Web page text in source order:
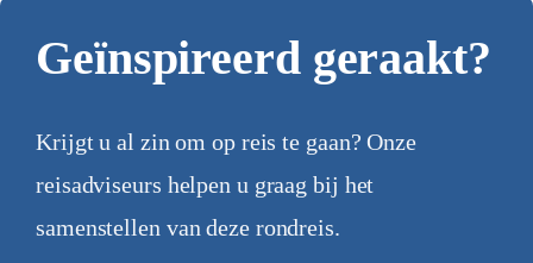
Geïnspireerd geraakt?
Krijgt u al zin om op reis te gaan? Onze
reisadviseurs helpen u graag bij het
samenstellen van deze rondreis.